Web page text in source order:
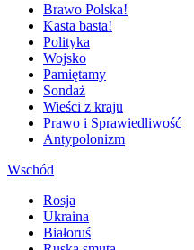
Brawo Polska!
Kasta basta!
Polityka
Wojsko
Pamiętamy
Sondaż
Wieści z kraju
Prawo i Sprawiedliwość
Antypolonizm
Wschód
Rosja
Ukraina
Białoruś